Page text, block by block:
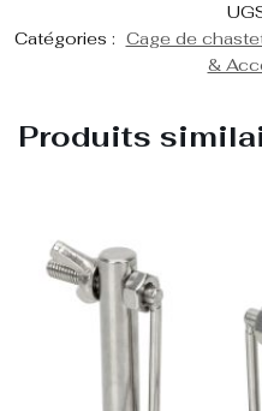
Catégories : Cage de
&
Produits